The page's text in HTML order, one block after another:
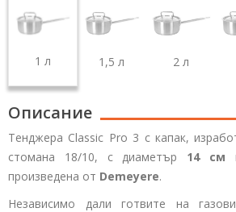
1 л 1,5 л 2 л
Описание
Тенджера Classic Pro 3 с капак,
стомана 18/10, с диаметър 14 см
произведена от Demeyere.
Независимо дали готвите на